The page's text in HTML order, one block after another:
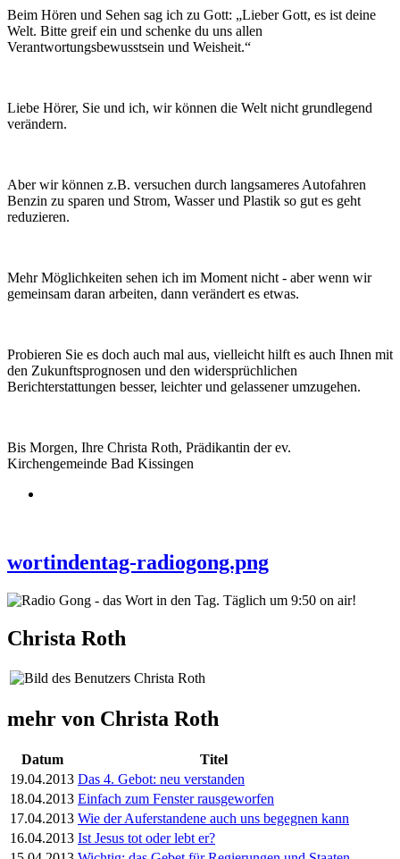
Beim Hören und Sehen sag ich zu Gott: „Lieber Gott, es ist deine
Welt. Bitte greif ein und schenke du uns allen
Verantwortungsbewusstsein und Weisheit.“
Liebe Hörer, Sie und ich, wir können die Welt nicht grundlegend
verändern.
Aber wir können z.B. versuchen durch langsameres Autofahren
Benzin zu sparen und Strom, Wasser und Plastik so gut es geht
reduzieren.
Mehr Möglichkeiten sehen ich im Moment nicht - aber wenn wir
gemeinsam daran arbeiten, dann verändert es etwas.
Probieren Sie es doch auch mal aus, vielleicht hilft es auch Ihnen mit
den Zukunftsprognosen und den widersprüchlichen
Berichterstattungen besser, leichter und gelassener umzugehen.
Bis Morgen, Ihre Christa Roth, Prädikantin der ev.
Kirchengemeinde Bad Kissingen
wortindentag-radiogong.png
Christa Roth
mehr von Christa Roth
Datum
Titel
19.04.2013 Das 4. Gebot: neu verstanden
18.04.2013 Einfach zum Fenster rausgeworfen
17.04.2013 Wie der Auferstandene auch uns begegnen kann
16.04.2013 Ist Jesus tot oder lebt er?